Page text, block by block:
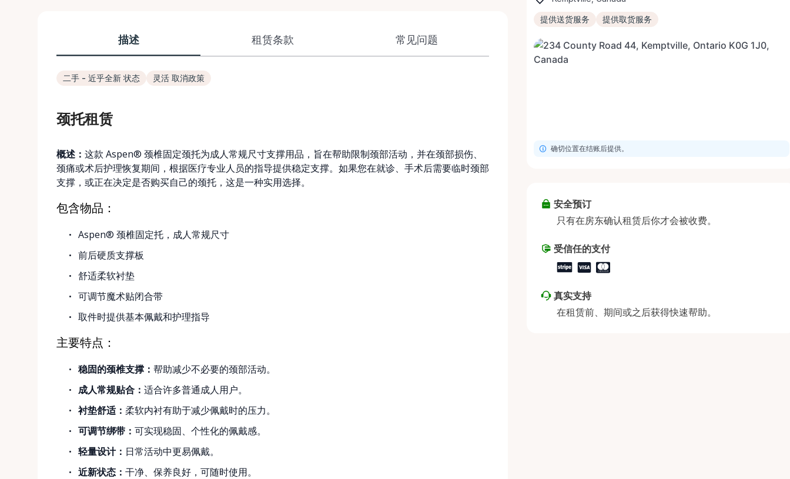
描述 租赁条款 常见问题
二手 - 近乎全新 状态 灵活 取消政策
颈托租赁
概述： 这款 Aspen® 颈椎固定颈托为成人常规尺寸支撑用品，旨在帮助限制颈部活动，并在颈部损伤、
颈痛或术后护理恢复期间，根据医疗专业人员的指导提供稳定支撑。如果您在就诊、手术后需要临时颈部
支撑，或正在决定是否购买自己的颈托，这是一种实用选择。
包含物品：
Aspen® 颈椎固定托，成人常规尺寸
前后硬质支撑板
舒适柔软衬垫
可调节魔术贴闭合带
取件时提供基本佩戴和护理指导
主要特点：
稳固的颈椎支撑：帮助减少不必要的颈部活动。
成人常规贴合：适合许多普通成人用户。
衬垫舒适：柔软内衬有助于减少佩戴时的压力。
可调节绑带：可实现稳固、个性化的佩戴感。
轻量设计： 日常活动中更易佩戴。
近新状态：干净、保养良好，可随时使用。
提供送货服务 提供取货服务
确切位置在结账后提供。
安全预订
只有在房东确认租赁后你才会被收费。
受信任的支付
真实支持
在租赁前、期间或之后获得快速帮助。